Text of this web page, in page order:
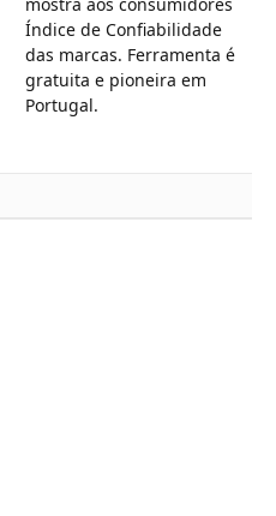
mostra aos consumidores
Índice de Confiabilidade
das marcas. Ferramenta é
gratuita e pioneira em
Portugal.